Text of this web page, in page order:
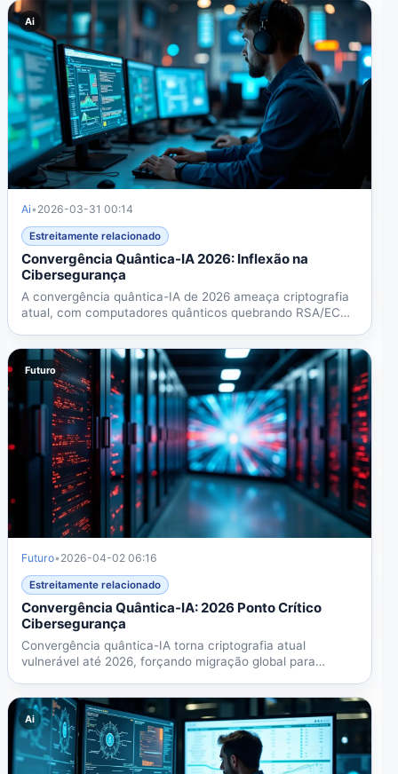
Ai
Ai• 2026-03-31 00:14
Estreitamente relacionado
Convergência Quântica-IA 2026: Inflexão na
Cibersegurança
A convergência quântica-IA de 2026 ameaça criptografia
atual, com computadores quânticos quebrando RSA/ECC
Futuro
Futuro• 2026-04-02 06:16
Estreitamente relacionado
Convergência Quântica-IA: 2026 Ponto Crítico
Cibersegurança
Convergência quântica-IA torna criptografia atual
vulnerável até 2026, forçando migração global para
Ai